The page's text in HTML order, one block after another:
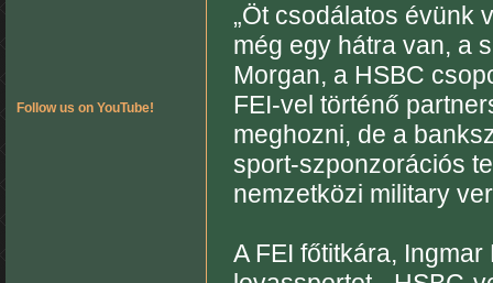
Follow us on YouTube!
„Öt csodálatos évünk
még egy hátra van, a
Morgan, a HSBC
FEI-vel történő
meghozni, de a
sport-szponzorációs
nemzetközi military
A FEI főtitkára,